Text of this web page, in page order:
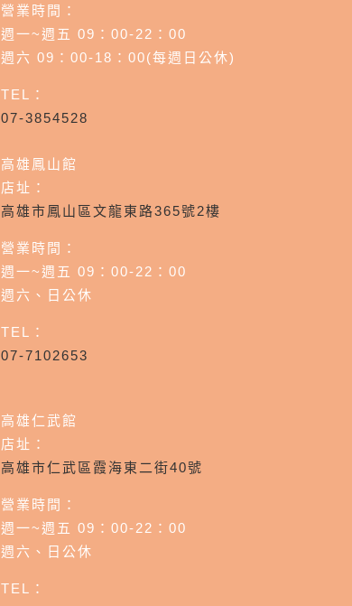
營業時間：
週一~週五 09：00-22：00
週六 09：00-18：00(每週日公休)
TEL：
07-3854528
高雄鳳山館
店址：
高雄市鳳山區文龍東路365號2樓
營業時間：
週一~週五 09：00-22：00
週六、日公休
TEL：
07-7102653
高雄仁武館
店址：
高雄市仁武區霞海東二街40號
營業時間：
週一~週五 09：00-22：00
週六、日公休
TEL：